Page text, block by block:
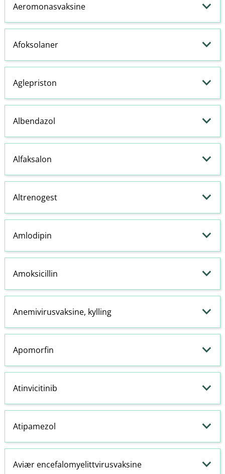
Aeromonasvaksine
Afoksolaner
Aglepriston
Albendazol
Alfaksalon
Altrenogest
Amlodipin
Amoksicillin
Anemivirusvaksine, kylling
Apomorfin
Atinvicitinib
Atipamezol
Aviær encefalomyelittvirusvaksine